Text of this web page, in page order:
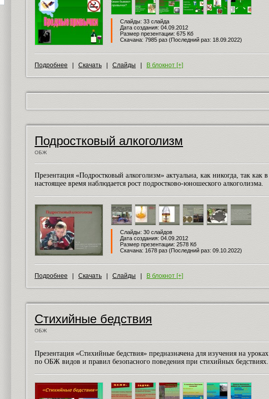
Слайды: 33 слайда
Дата создания: 04.09.2012
Размер презентации: 675 Кб
Скачана: 7985 раз (Последний раз: 18.09.2022)
Подробнее Скачать Слайды В блокнот [+]
Подростковый алкоголизм
ОБЖ
Презентация «Подростковый алкоголизм» актуальна, как никогда, так как в
настоящее время наблюдается рост подростково-юношеского алкоголизма.
Слайды: 30 слайдов
Дата создания: 04.09.2012
Размер презентации: 2578 Кб
Скачана: 1678 раз (Последний раз: 09.10.2022)
Подробнее Скачать Слайды В блокнот [+]
Стихийные бедствия
ОБЖ
Презентация «Стихийные бедствия» предназначена для изучения на уроках
по ОБЖ видов и правил безопасного поведения при стихийных бедствиях.